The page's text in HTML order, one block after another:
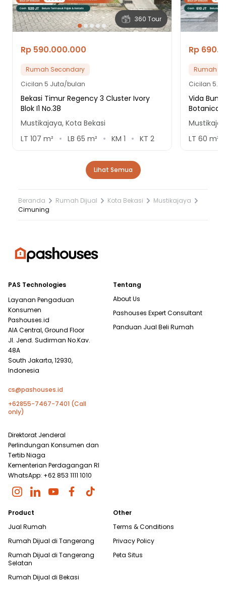
360 Tour
Rp 590.000.000
Rumah Secondary
Cicilan 5 Juta/bulan
Bekasi Timur Regency 3 Cluster Ivory
Blok I1 No.38
Mustikajaya, Kota Bekasi
LT 107 m² LB 65 m² KM 1 KT 2
Rp
Rumah
Cicilan 5.9
Vida Bumi
Botanica
LT 60 m²
Lihat Semua
Beranda Rumah Dijual Kota Bekasi
Mustikajaya
Cimuning
PAS Technologies
Layanan Pengaduan
Konsumen
Pashouses.id
AIA Central, Ground Floor
Jl. Jend. Sudirman No.Kav.
48A
South Jakarta, 12930,
Indonesia
cs@pashouses.id
+62855-7467-7401 (Call
only)
Direktorat Jenderal
Perlindungan Konsumen dan
Tertib Niaga
Kementerian Perdagangan RI
WhatsApp: +62 853 1111 1010
Tentang
About Us
Pashouses Expert Consultant
Panduan Jual Beli Rumah
Product
Jual Rumah
Rumah Dijual di Tangerang
Rumah Dijual di Tangerang
Selatan
Rumah Dijual di Bekasi
Other
Terms & Conditions
Privacy Policy
Peta Situs